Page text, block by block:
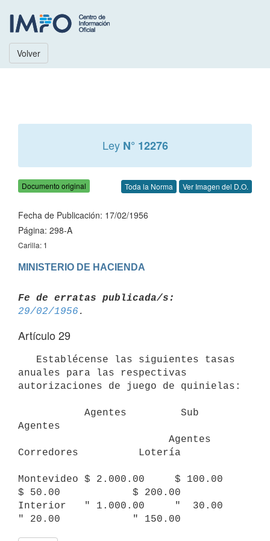
Volver
Ley N° 12276
Documento original Toda la Norma Ver Imagen del D.O.
Fecha de Publicación: 17/02/1956
Página: 298-A
Carilla: 1
MINISTERIO DE HACIENDA
Fe de erratas publicada/s:
29/02/1956
Artículo 29
anuales para las respectivas
autorizaciones de juego de quinielas:
Agentes
Corredores          Lotería
Montevideo $ 2.000.00     $ 100.00
$ 50.00            $ 200.00
Interior   " 1.000.00     "  30.00
" 20.00            " 150.00